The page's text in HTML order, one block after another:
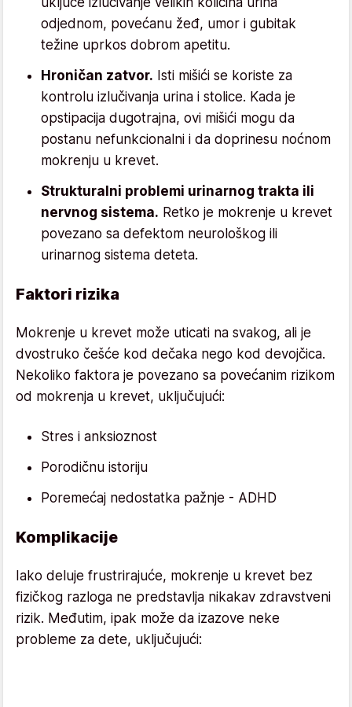
odjednom, povećanu žeđ, umor i gubitak
težine uprkos dobrom apetitu.
Hroničan zatvor. Isti mišići se koriste za
kontrolu izlučivanja urina i stolice. Kada je
opstipacija dugotrajna, ovi mišići mogu da
postanu nefunkcionalni i da doprinesu noćnom
mokrenju u krevet.
Strukturalni problemi urinarnog trakta ili
nervnog sistema. Retko je mokrenje u krevet
povezano sa defektom neurološkog ili
urinarnog sistema deteta.
Faktori rizika
Mokrenje u krevet može uticati na svakog, ali je
dvostruko češće kod dečaka nego kod devojčica.
Nekoliko faktora je povezano sa povećanim rizikom
od mokrenja u krevet, uključujući:
Stres i anksioznost
Porodičnu istoriju
Poremećaj nedostatka pažnje - ADHD
Komplikacije
Iako deluje frustrirajuće, mokrenje u krevet bez
fizičkog razloga ne predstavlja nikakav zdravstveni
rizik. Međutim, ipak može da izazove neke
probleme za dete, uključujući: